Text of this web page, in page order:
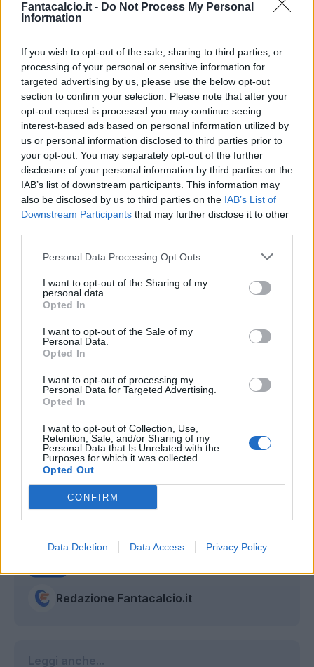
Fantacalcio.it - Do Not Process My Personal
Information
If you wish to opt-out of the sale, sharing to third parties, or
processing of your personal or sensitive information for
targeted advertising by us, please use the below opt-out
section to confirm your selection. Please note that after your
opt-out request is processed you may continue seeing
interest-based ads based on personal information utilized by
us or personal information disclosed to third parties prior to
your opt-out. You may separately opt-out of the further
disclosure of your personal information by third parties on the
IAB’s list of downstream participants. This information may
also be disclosed by us to third parties on the IAB’s List of
Downstream Participants that may further disclose it to other
Personal Data Processing Opt Outs
I want to opt-out of the Sharing of my
personal data.
Opted In
I want to opt-out of the Sale of my
Personal Data.
Opted In
I want to opt-out of processing my
Personal Data for Targeted Advertising.
Opted In
I want to opt-out of Collection, Use,
Retention, Sale, and/or Sharing of my
Personal Data that Is Unrelated with the
Purposes for which it was collected.
Opted Out
CONFIRM
Data Deletion Data Access Privacy Policy
Euroleghe, i numeri di Bernardo Silva
Niente Fantacalcio, dunque, perBernardo
Silva che resta in Euroleghe.
Nella stagione 2025/2026il giocatore
lusitano ha mantenuto una fantamedia di
cui è andato a voto.
Redazione Fantacalcio.it